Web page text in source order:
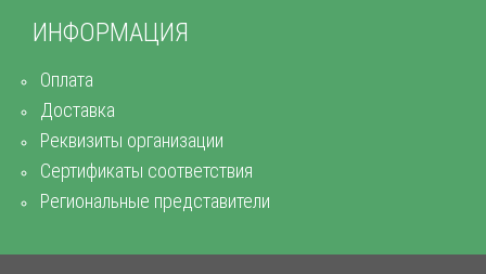
ИНФОРМАЦИЯ
Оплата
Доставка
Реквизиты организации
Сертификаты соответствия
Региональные представители